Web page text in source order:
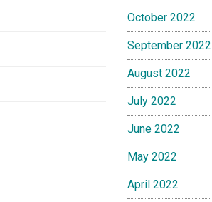
October 2022
September 2022
August 2022
July 2022
June 2022
May 2022
April 2022